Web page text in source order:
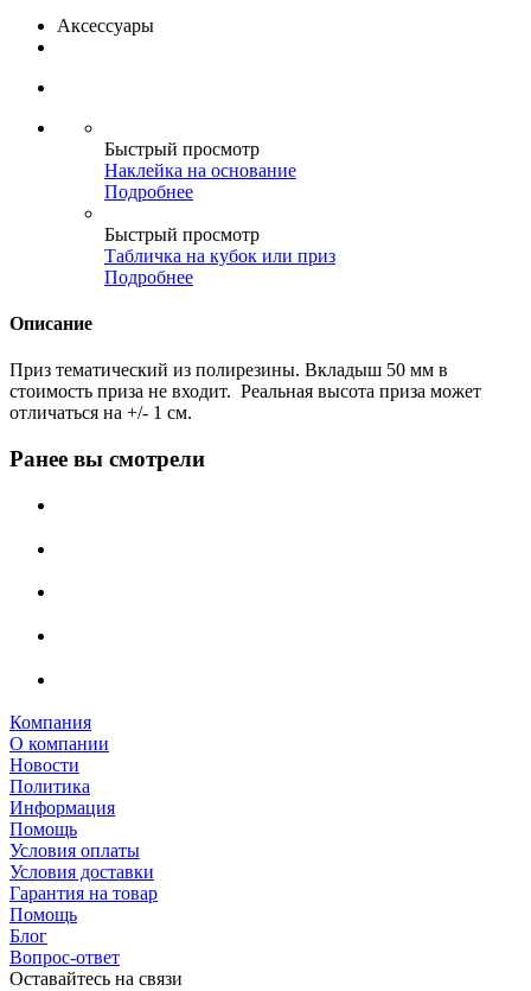
Аксессуары
Быстрый просмотр
Наклейка на основание
Подробнее
Быстрый просмотр
Табличка на кубок или приз
Подробнее
Описание
Приз тематический из полирезины. Вкладыш 50 мм в
стоимость приза не входит. Реальная высота приза может
отличаться на +/- 1 см.
Ранее вы смотрели
Компания
О компании
Новости
Политика
Информация
Помощь
Условия оплаты
Условия доставки
Гарантия на товар
Помощь
Блог
Вопрос-ответ
Оставайтесь на связи